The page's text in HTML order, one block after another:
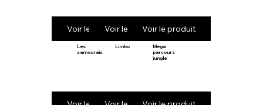
Voir le produitVoir le produitVoir le produit
Les
samouraïs
Limbo
Mega
parcours
jungle